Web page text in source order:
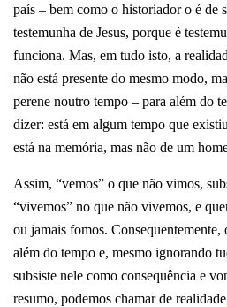
país – bem como o historiador o é de
testemunha de Jesus, porque é
funciona. Mas, em tudo isto, a
não está presente do mesmo modo,
perene noutro tempo – para além do
dizer: está em algum tempo que
está na memória, mas não de um
Assim, “vemos” o que não vimos,
“vivemos” no que não vivemos, e
ou jamais fomos.
além do tempo e, mesmo ignorando
subsiste nele como consequência e
resumo, podemos chamar de